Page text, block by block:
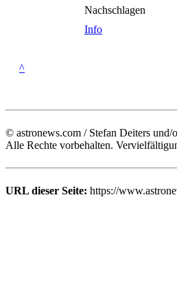
Nachschlagen
Info
^
© astronews.com / Stefan Deiters
Alle Rechte vorbehalten.
URL dieser Seite: https://